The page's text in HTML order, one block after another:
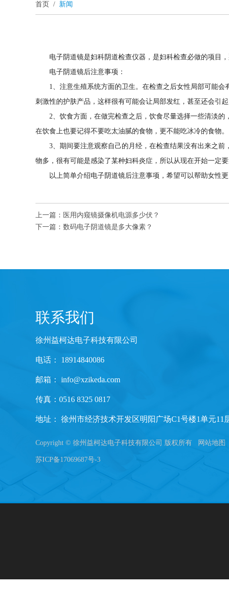
首页 / 新闻
电子阴道镜是妇科阴道检查仪器，是妇科检查必做的项目
电子阴道镜后注意事项：
1、注意生殖系统方面的卫生。在检查之后女性局部可能
刺激性的护肤产品，这样很有可能会让局部发红，甚至还会引起
2、饮食方面，在做完检查之后，饮食尽量选择一些清淡
在饮食上也要记得不要吃太油腻的食物，更不能吃冰冷的食物。
3、期间要注意观察自己的月经，在检查结果没有出来之
物多，很有可能是感染了某种妇科炎症，所以从现在开始一定
以上简单介绍电子阴道镜后注意事项，希望可以帮助女性
上一篇： 医用内窥镜摄像机电源多少伏？
下一篇： 数码电子阴道镜是多大像素？
联系我们
徐州益柯达电子科技有限公司
电话： 18914840086
邮箱： info@xzikeda.com
传真：0516 8325 0817
地址： 徐州市经济技术开发区明阳广场C1号楼1单元11
Copyright © 徐州益柯达电子科技有限公司 版权所有 网站地图
苏ICP备17069687号-3